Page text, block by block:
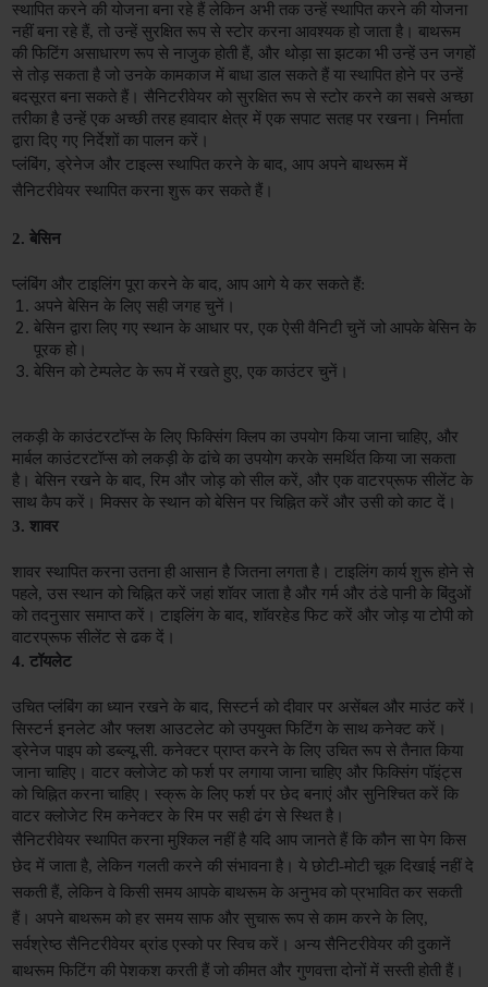
स्थापित करने की योजना बना रहे हैं लेकिन अभी तक उन्हें स्थापित करने की योजना
नहीं बना रहे हैं, तो उन्हें सुरक्षित रूप से स्टोर करना आवश्यक हो जाता है। बाथरूम
की फिटिंग असाधारण रूप से नाजुक होती हैं, और थोड़ा सा झटका भी उन्हें उन जगहों
से तोड़ सकता है जो उनके कामकाज में बाधा डाल सकते हैं या स्थापित होने पर उन्हें
बदसूरत बना सकते हैं। सैनिटरीवेयर को सुरक्षित रूप से स्टोर करने का सबसे अच्छा
तरीका है उन्हें एक अच्छी तरह हवादार क्षेत्र में एक सपाट सतह पर रखना। निर्माता
द्वारा दिए गए निर्देशों का पालन करें।
प्लंबिंग, ड्रेनेज और टाइल्स स्थापित करने के बाद, आप अपने बाथरूम में
सैनिटरीवेयर स्थापित करना शुरू कर सकते हैं।
2. बेसिन
प्लंबिंग और टाइलिंग पूरा करने के बाद, आप आगे ये कर सकते हैं:
अपने बेसिन के लिए सही जगह चुनें।
बेसिन द्वारा लिए गए स्थान के आधार पर, एक ऐसी वैनिटी चुनें जो आपके बेसिन के
पूरक हो।
बेसिन को टेम्पलेट के रूप में रखते हुए, एक काउंटर चुनें।
लकड़ी के काउंटरटॉप्स के लिए फिक्सिंग क्लिप का उपयोग किया जाना चाहिए, और
मार्बल काउंटरटॉप्स को लकड़ी के ढांचे का उपयोग करके समर्थित किया जा सकता
है। बेसिन रखने के बाद, रिम और जोड़ को सील करें, और एक वाटरप्रूफ सीलेंट के
साथ कैप करें। मिक्सर के स्थान को बेसिन पर चिह्नित करें और उसी को काट दें।
3. शावर
शावर स्थापित करना उतना ही आसान है जितना लगता है। टाइलिंग कार्य शुरू होने से
पहले, उस स्थान को चिह्नित करें जहां शॉवर जाता है और गर्म और ठंडे पानी के बिंदुओं
को तदनुसार समाप्त करें। टाइलिंग के बाद, शॉवरहेड फिट करें और जोड़ या टोपी को
वाटरप्रूफ सीलेंट से ढक दें।
4. टॉयलेट
उचित प्लंबिंग का ध्यान रखने के बाद, सिस्‍टर्न को दीवार पर असेंबल और माउंट करें।
सिस्‍टर्न इनलेट और फ्लश आउटलेट को उपयुक्त फिटिंग के साथ कनेक्ट करें।
ड्रेनेज पाइप को डब्ल्यू.सी. कनेक्टर प्राप्त करने के लिए उचित रूप से तैनात किया
जाना चाहिए। वाटर क्लोजेट को फर्श पर लगाया जाना चाहिए और फिक्सिंग पॉइंट्स
को चिह्नित करना चाहिए। स्क्रू के लिए फर्श पर छेद बनाएं और सुनिश्चित करें कि
वाटर क्लोजेट रिम कनेक्टर के रिम पर सही ढंग से स्थित है।
सैनिटरीवेयर स्थापित करना मुश्किल नहीं है यदि आप जानते हैं कि कौन सा पेग किस
छेद में जाता है, लेकिन गलती करने की संभावना है। ये छोटी-मोटी चूक दिखाई नहीं दे
सकती हैं, लेकिन वे किसी समय आपके बाथरूम के अनुभव को प्रभावित कर सकती
हैं। अपने बाथरूम को हर समय साफ और सुचारू रूप से काम करने के लिए,
सर्वश्रेष्ठ सैनिटरीवेयर ब्रांड एस्को पर स्विच करें। अन्य सैनिटरीवेयर की दुकानें
बाथरूम फिटिंग की पेशकश करती हैं जो कीमत और गुणवत्ता दोनों में सस्ती होती हैं।